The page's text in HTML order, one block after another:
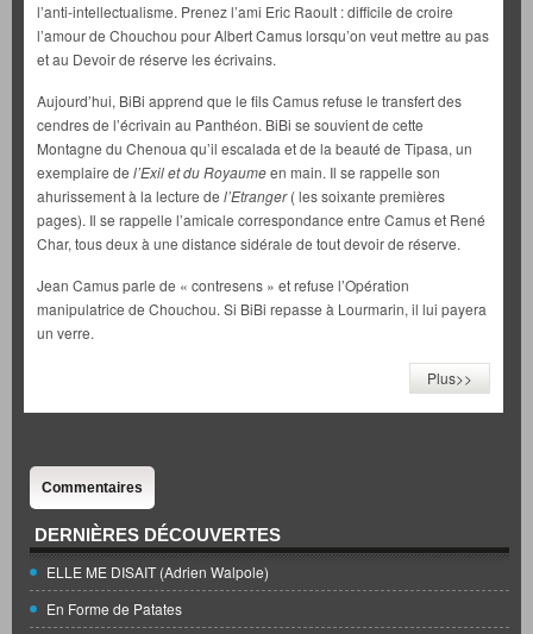
l’anti-intellectualisme. Prenez l’ami Eric Raoult : difficile de croire
l’amour de Chouchou pour Albert Camus lorsqu’on veut mettre au pas
et au Devoir de réserve les écrivains.
Aujourd’hui, BiBi apprend que le fils Camus refuse le transfert des
cendres de l’écrivain au Panthéon. BiBi se souvient de cette
Montagne du Chenoua qu’il escalada et de la beauté de Tipasa, un
exemplaire de l’Exil et du Royaumeen main. Il se rappelle son
ahurissement à la lecture de l’Etranger( les soixante premières
pages). Il se rappelle l’amicale correspondance entre Camus et René
Char, tous deux à une distance sidérale de tout devoir de réserve.
Jean Camus parle de « contresens » et refuse l’Opération
manipulatrice de Chouchou. Si BiBi repasse à Lourmarin, il lui payera
un verre.
Plus>>
Commentaires
DERNIÈRES DÉCOUVERTES
ELLE ME DISAIT (Adrien Walpole)
En Forme de Patates